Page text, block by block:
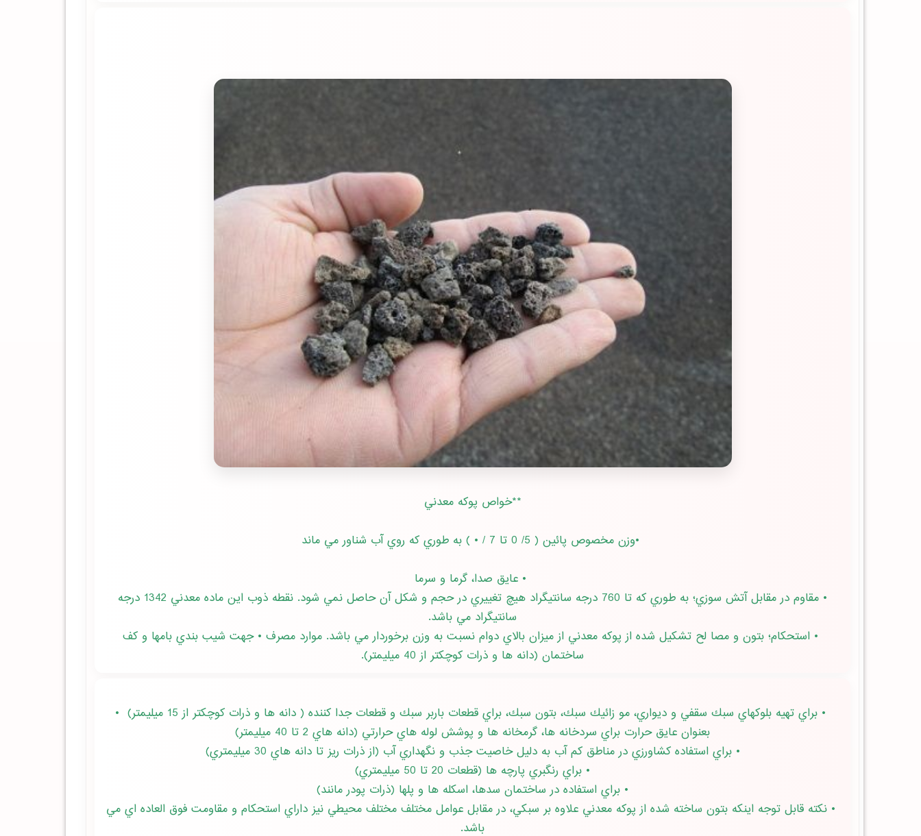
**خواص پوكه معدني
•وزن مخصوص پائين ( 5/ 0 تا 7 / • ) به طوري كه روي آب شناور مي ماند
• عايق صدا، گرما و سرما
• مقاوم در مقابل آتش سوزي؛ به طوري كه تا 760 درجه سانتيگراد هيچ تغييري در حجم و شكل آن حاصل نمي شود. نقطه ذوب اين ماده معدني 1342 درجه
سانتيگراد مي باشد.
• استحكام؛ بتون و مصا لح تشكيل شده از پوكه معدني از ميزان بالاي دوام نسبت به وزن برخوردار مي باشد. موارد مصرف • جهت شيب بندي بامها و كف
ساختمان (دانه ها و ذرات كوچكتر از 40 ميليمتر).
• براي تهيه بلوكهاي سبك سقفي و ديواري، مو زائيك سبك، بتون سبك، براي قطعات باربر سبك و قطعات جدا كننده ( دانه ها و ذرات كوچكتر از 15 ميليمتر) •
بعنوان عايق حرارت براي سردخانه ها، گرمخانه ها و پوشش لوله هاي حرارتي (دانه هاي 2 تا 40 ميليمتر)
• براي استفاده كشاورزي در مناطق كم آب به دليل خاصيت جذب و نگهداري آب (از ذرات ريز تا دانه هاي 30 ميليمتري)
• براي رنگبري پارچه ها (قطعات 20 تا 50 ميليمتري)
• براي استفاده در ساختمان سدها، اسكله ها و پلها (ذرات پودر مانند)
• نكته قابل توجه اينكه بتون ساخته شده از پوكه معدني علاوه بر سبكي، در مقابل عوامل مختلف مختلف محيطي نيز داراي استحكام و مقاومت فوق العاده اي مي
باشد.